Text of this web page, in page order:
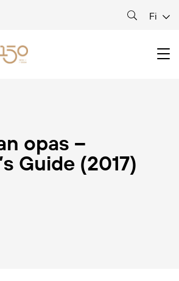
Fi
opas –
Guide (2017)